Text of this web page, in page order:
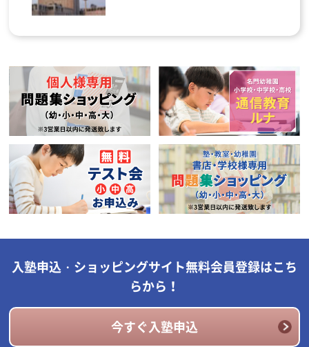
入塾申込・ショッピングサイト無料会員登録はこち
らから！
今すぐ入塾申込